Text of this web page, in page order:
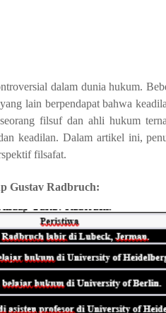
yang mempelajari Ilmu Hukum
dalam dunia hukum.
lain berpendapat bahwa
filsuf dan ahli hukum
keadilan. Dalam artikel ini,
filsafat.
Gustav Radbruch: